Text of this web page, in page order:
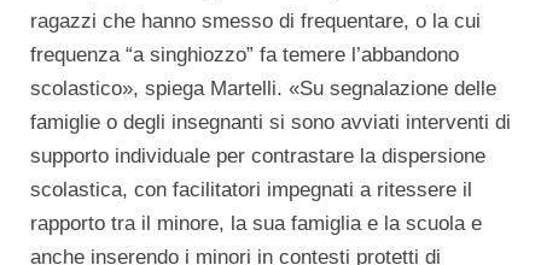
ragazzi che hanno smesso di frequentare, o la cui
frequenza “a singhiozzo” fa temere l’abbandono
scolastico», spiega Martelli. «Su segnalazione delle
famiglie o degli insegnanti si sono avviati interventi di
supporto individuale per contrastare la dispersione
scolastica, con facilitatori impegnati a ritessere il
rapporto tra il minore, la sua famiglia e la scuola e
anche inserendo i minori in contesti protetti di